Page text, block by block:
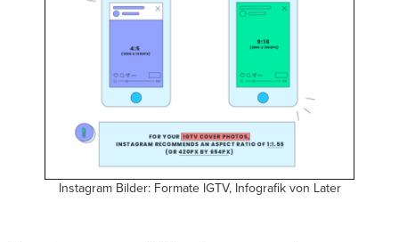
Instagram Bilder: Formate IGTV, Infografik von Later